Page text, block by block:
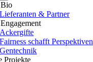
Lieferanten & Partner
Ackergifte
Fairness schafft Perspektiven
Gentechnik
Projekte